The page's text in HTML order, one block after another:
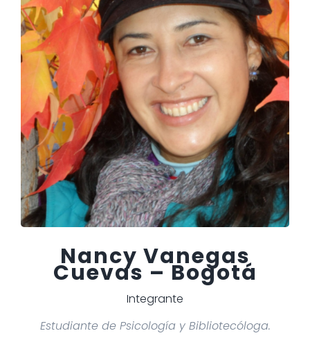
Nancy Vanegas
Cuevas – Bogotá
Integrante
Estudiante de Psicología y Bibliotecóloga.